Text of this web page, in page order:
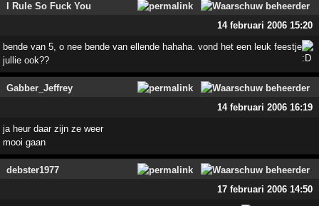
I Rule So Fuck You
14 februari 2006 15:20
bende van 5, o nee bende van ellende hahaha. vond het een leuk feestje
jullie ook??
Gabber_Jeffrey
14 februari 2006 16:19
ja heur daar zijn ze weer
mooi gaan
debster1977
17 februari 2006 14:50